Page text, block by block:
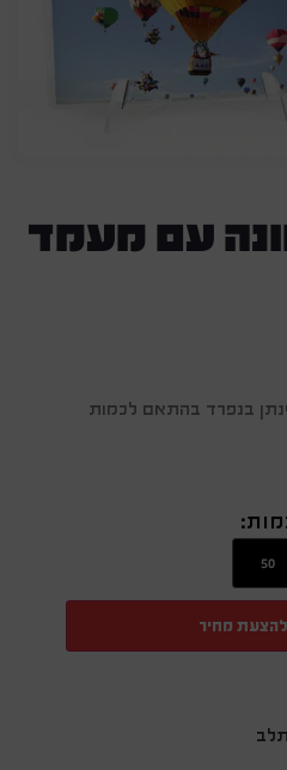
עם מעמד
בנפרד בהתאם לכמות
מחיר